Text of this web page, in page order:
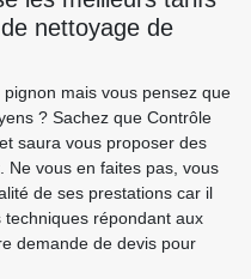
nettoyage de
mais vous pensez que
? Sachez que Contrôle
saura vous proposer des
Ne vous en faites pas, vous
de ses prestations car il
répondant aux
demande de devis pour